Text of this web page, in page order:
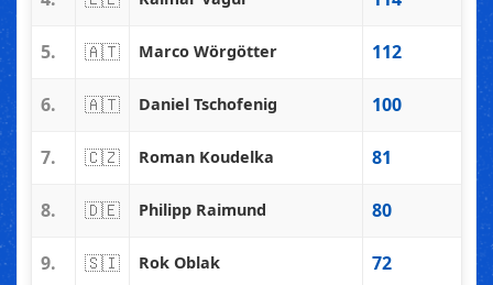
5. 🇦🇹 Marco Wörgötter 112
6. 🇦🇹 Daniel Tschofenig 100
7. 🇨🇿 Roman Koudelka 81
8. 🇩🇪 Philipp Raimund 80
9. 🇸🇮 Rok Oblak 72